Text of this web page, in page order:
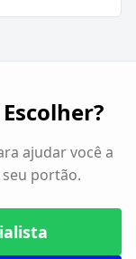
ajudar você a
portão.